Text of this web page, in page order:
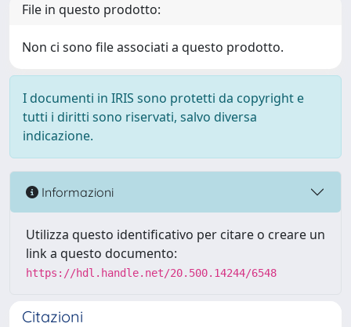
File in questo prodotto:
Non ci sono file associati a questo prodotto.
I documenti in IRIS sono protetti da copyright e
tutti i diritti sono riservati, salvo diversa
indicazione.
Informazioni
Utilizza questo identificativo per citare o creare un
link a questo documento:
https://hdl.handle.net/20.500.14244/6548
Citazioni